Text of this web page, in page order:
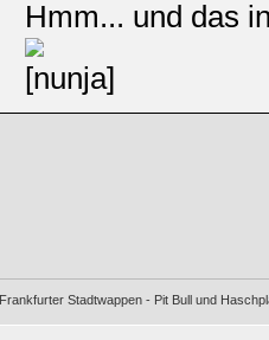
Hmm... und das
Frankfurter Stadtwappen - Pit Bull und